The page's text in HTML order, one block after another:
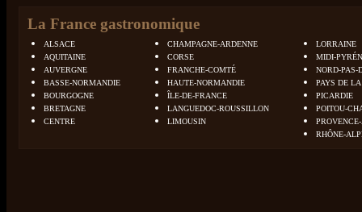
La France gastronomique
ALSACE
AQUITAINE
AUVERGNE
BASSE-NORMANDIE
BOURGOGNE
BRETAGNE
CENTRE
CHAMPAGNE-ARDENNE
CORSE
FRANCHE-COMTÉ
HAUTE-NORMANDIE
ÎLE-DE-FRANCE
LANGUEDOC-ROUSSILLON
LIMOUSIN
LORRAINE
MIDI-
NORD-PAS-
PAYS DE
PICARDIE
POITOU-
RHÔNE-